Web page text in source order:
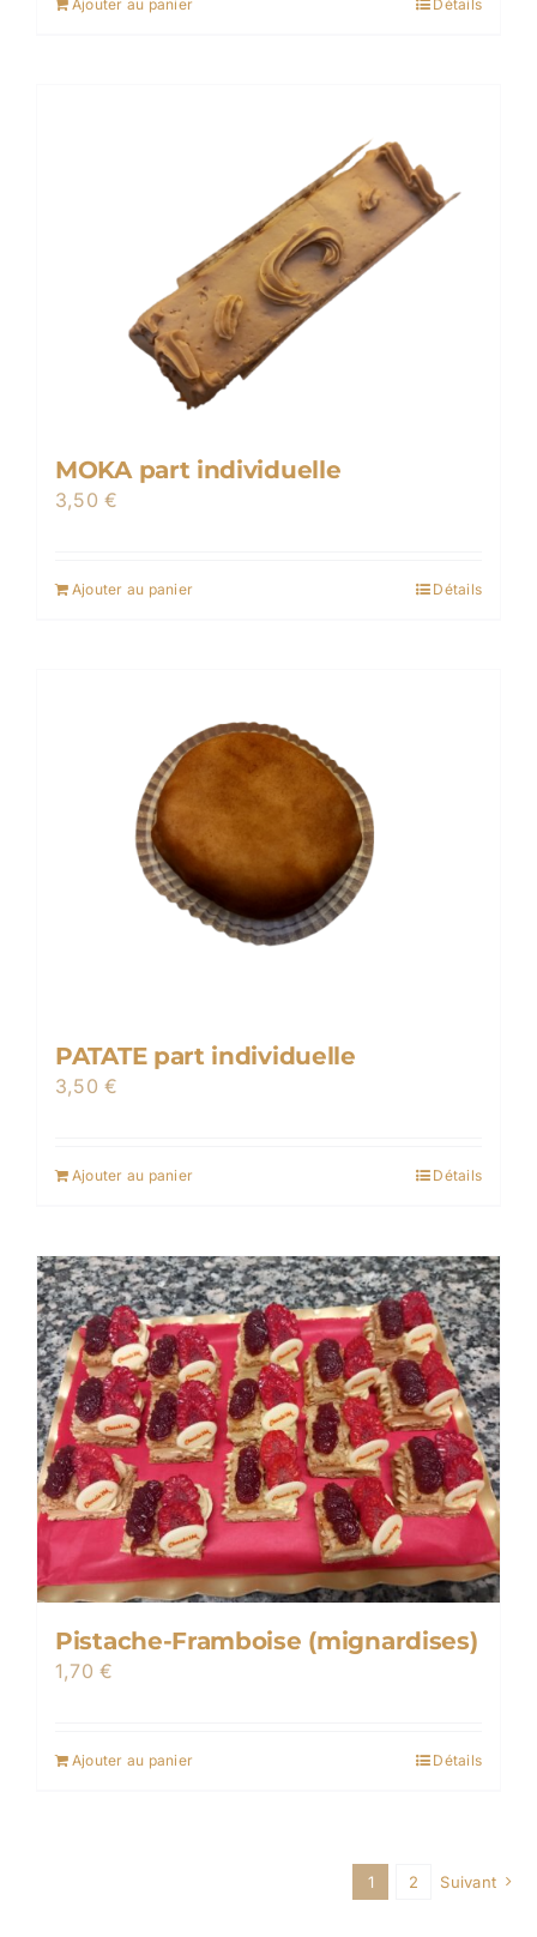
Ajouter au panier Détails
MOKA part individuelle
3,50€
Ajouter au panier Détails
PATATE part individuelle
3,50€
Ajouter au panier Détails
Pistache-Framboise (mignardises)
1,70€
Ajouter au panier Détails
1 2 Suivant